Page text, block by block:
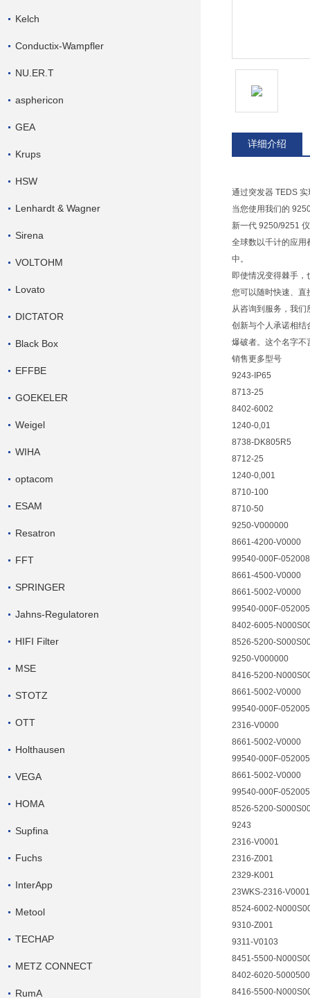
Kelch
Conductix-Wampfler
NU.ER.T
asphericon
GEA
Krups
HSW
Lenhardt & Wagner
Sirena
VOLTOHM
Lovato
DICTATOR
Black Box
EFFBE
GOEKELER
Weigel
WIHA
optacom
ESAM
Resatron
FFT
SPRINGER
Jahns-Regulatoren
HIFI Filter
MSE
STOTZ
OTT
Holthausen
VEGA
HOMA
Supfina
Fuchs
InterApp
Metool
TECHAP
METZ CONNECT
RumA
详细介绍
通过突发器 TEDS
当您使用我们的
新一代 9250/9251
全球数以千计的应用
中。
即使情况变得棘手，
您可以随时快速、直
从咨询到服务，我
创新与个人承诺相结
爆破者。这个名字
销售更多型号
9243-IP65
8713-25
8402-6002
1240-0,01
8738-DK805R5
8712-25
1240-0,001
8710-100
8710-50
9250-V000000
8661-4200-V0000
99540-000F-
8661-4500-V0000
8661-5002-V0000
99540-000F-
8402-6005-
8526-5200-
9250-V000000
8416-5200-
8661-5002-V0000
99540-000F-
2316-V0000
8661-5002-V0000
99540-000F-
8661-5002-V0000
99540-000F-
8526-5200-
9243
2316-V0001
2316-Z001
2329-K001
23WKS-2316-V0001
8524-6002-
9310-Z001
9311-V0103
8451-5500-
8402-6020-
8416-5500-